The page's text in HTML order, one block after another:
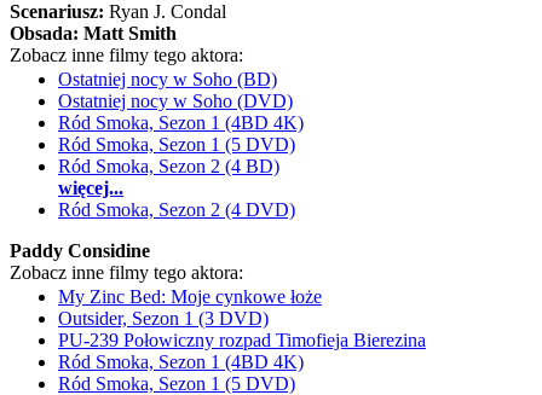
Scenariusz: Ryan J. Condal
Obsada: Matt Smith
Zobacz inne filmy tego aktora:
Ostatniej nocy w Soho (BD)
Ostatniej nocy w Soho (DVD)
Ród Smoka, Sezon 1 (4BD 4K)
Ród Smoka, Sezon 1 (5 DVD)
Ród Smoka, Sezon 2 (4 BD)
więcej...
Ród Smoka, Sezon 2 (4 DVD)
Paddy Considine
Zobacz inne filmy tego aktora:
My Zinc Bed: Moje cynkowe łoże
Outsider, Sezon 1 (3 DVD)
PU-239 Połowiczny rozpad Timofieja Bierezina
Ród Smoka, Sezon 1 (4BD 4K)
Ród Smoka, Sezon 1 (5 DVD)